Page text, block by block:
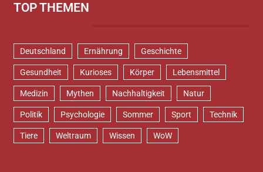
TOP THEMEN
Deutschland Ernährung Geschichte
Gesundheit Kurioses Körper Lebensmittel
Medizin Mythen Nachhaltigkeit Natur
Politik Psychologie Sommer Sport Technik
Tiere Weltraum Wissen WoW